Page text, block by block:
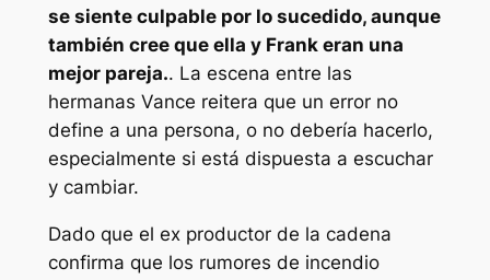
se siente culpable por lo sucedido, aunque
también cree que ella y Frank eran una
mejor pareja.. La escena entre las
hermanas Vance reitera que un error no
define a una persona, o no debería hacerlo,
especialmente si está dispuesta a escuchar
y cambiar.
Dado que el ex productor de la cadena
confirma que los rumores de incendio